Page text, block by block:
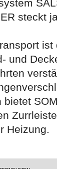
steckt
ist
und
Heizung.